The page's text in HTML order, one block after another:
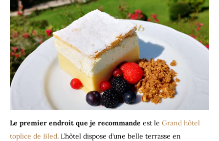
Le premier endroit que je recommande est le Grand hôtel
toplice de Bled. L’hôtel dispose d’une belle terrasse en